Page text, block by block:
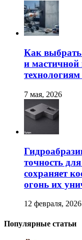
Как выбрать
и
7 мая, 2026
точность
сохраняет
огонь их
12 февраля, 2026
Популярные статьи